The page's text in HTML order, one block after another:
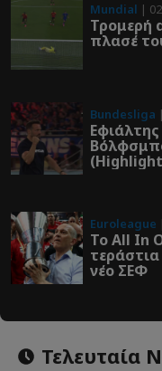
Mundial |
Τρομερή
πλασέ
Bundesliga
Euroleague
Το All In
νέο ΣΕΦ
Τελευταία